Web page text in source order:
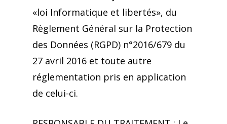
«loi Informatique et libertés», du
Règlement Général sur la Protection
des Données (RGPD) n°2016/679 du
27 avril 2016 et toute autre
réglementation pris en application
de celui-ci.